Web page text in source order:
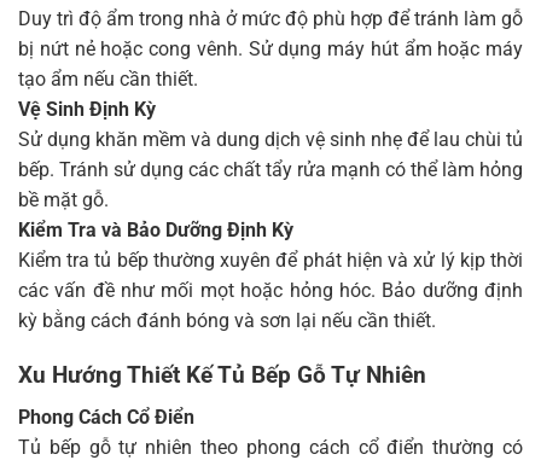
Duy trì độ ẩm trong nhà ở mức độ phù hợp để tránh làm gỗ
bị nứt nẻ hoặc cong vênh. Sử dụng máy hút ẩm hoặc máy
tạo ẩm nếu cần thiết.
Vệ Sinh Định Kỳ
Sử dụng khăn mềm và dung dịch vệ sinh nhẹ để lau chùi tủ
bếp. Tránh sử dụng các chất tẩy rửa mạnh có thể làm hỏng
bề mặt gỗ.
Kiểm Tra và Bảo Dưỡng Định Kỳ
Kiểm tra tủ bếp thường xuyên để phát hiện và xử lý kịp thời
các vấn đề như mối mọt hoặc hỏng hóc. Bảo dưỡng định
kỳ bằng cách đánh bóng và sơn lại nếu cần thiết.
Xu Hướng Thiết Kế Tủ Bếp Gỗ Tự Nhiên
Phong Cách Cổ Điển
Tủ bếp gỗ tự nhiên theo phong cách cổ điển thường có